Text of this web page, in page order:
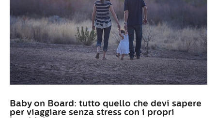
Baby on Board: tutto quello che devi sapere
per viaggiare senza stress con i propri